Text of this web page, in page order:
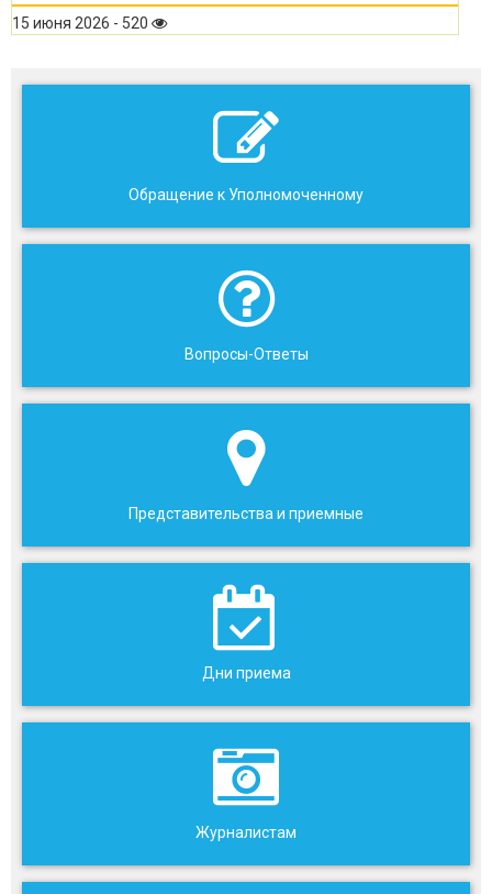
15 июня 2026 - 520
Обращение к Уполномоченному
Вопросы-Ответы
Представительства и приемные
Дни приема
Журналистам